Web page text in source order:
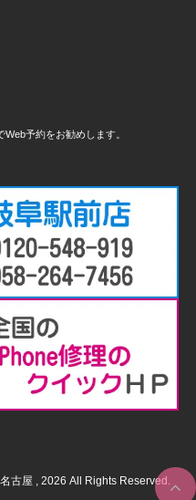
予約をお勧めします。
古屋 , 2026 All Rights Reserved.